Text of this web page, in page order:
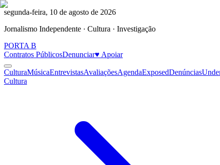
segunda-feira, 10 de agosto de 2026
Jornalismo Independente · Cultura · Investigação
PORTA B
Contratos PúblicosDenunciar♥ Apoiar
CulturaMúsicaEntrevistasAvaliaçõesAgendaExposedDenúncias
Cultura